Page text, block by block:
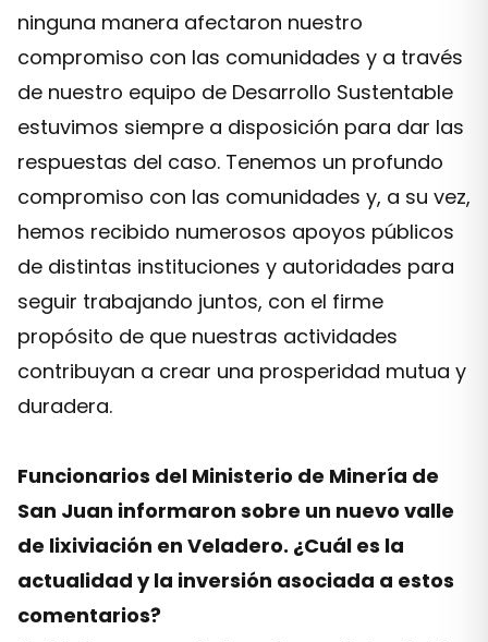
ninguna manera afectaron nuestro
compromiso con las comunidades y a través
de nuestro equipo de Desarrollo Sustentable
estuvimos siempre a disposición para dar las
respuestas del caso. Tenemos un profundo
compromiso con las comunidades y, a su vez,
hemos recibido numerosos apoyos públicos
de distintas instituciones y autoridades para
seguir trabajando juntos, con el firme
propósito de que nuestras actividades
contribuyan a crear una prosperidad mutua y
duradera.
Funcionarios del Ministerio de Minería de
San Juan informaron sobre un nuevo valle
de lixiviación en Veladero. ¿Cuál es la
actualidad y la inversión asociada a estos
comentarios?